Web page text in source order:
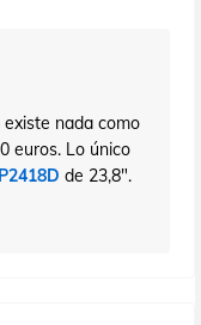
nada como
euros. Lo único
de 23,8".